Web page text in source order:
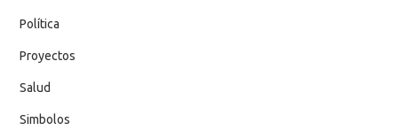
Política
Proyectos
Salud
Simbolos